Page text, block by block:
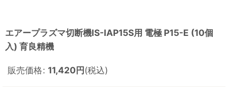
エアープラズマ切断機IS-IAP15S用 電極 P15-E (10個
入) 育良精機
販売価格: 11,420円(税込)